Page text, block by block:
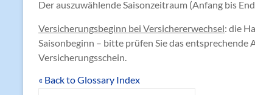
Der auszuwählende Saisonzeitraum (Anfang bis
Versicherungsbeginn bei Versichererwechsel: die
Saisonbeginn – bitte prüfen Sie das
Versicherungsschein.
« Back to Glossary Index